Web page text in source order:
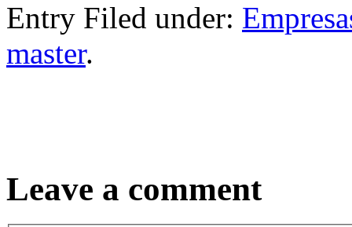
Entry Filed under:
master.
Leave a comment